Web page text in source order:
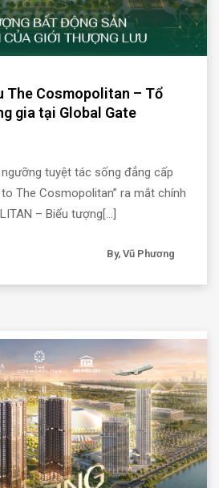
The Cosmopolitan – Tổ
gia tại Global Gate
tuyệt tác sống đẳng cấp
The Cosmopolitan” ra mắt chính
– Biểu tượng[...]
By, Vũ Phương